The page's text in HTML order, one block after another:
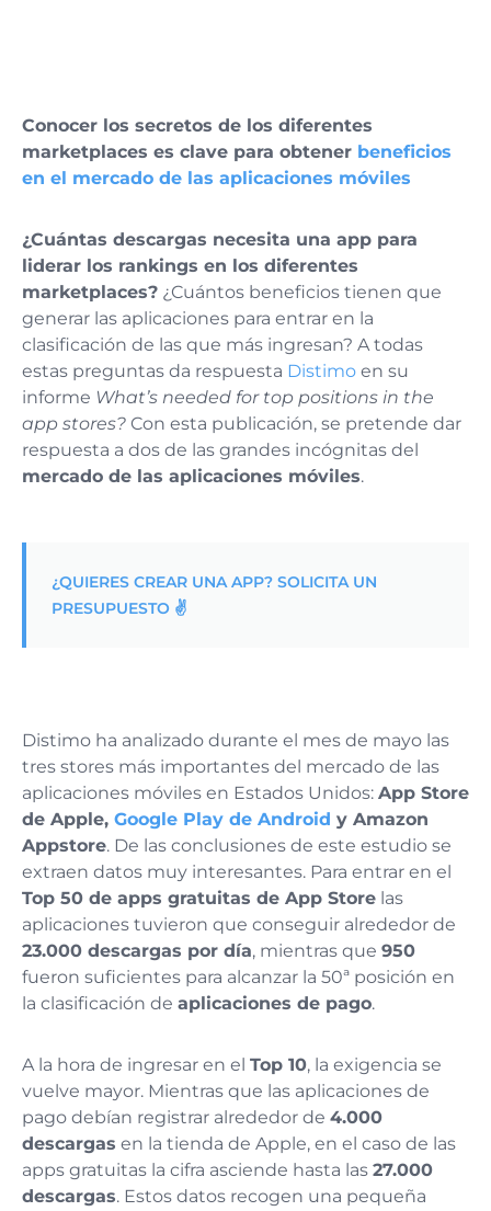
Conocer los secretos de los diferentes
marketplaces es clave para obtener beneficios
en el mercado de las aplicaciones móviles
¿Cuántas descargas necesita una app para
liderar los rankings en los diferentes
marketplaces? ¿Cuántos beneficios tienen que
generar las aplicaciones para entrar en la
clasificación de las que más ingresan? A todas
estas preguntas da respuesta Distimo en su
informe What’s needed for top positions in the
app stores? Con esta publicación, se pretende dar
respuesta a dos de las grandes incógnitas del
mercado de las aplicaciones móviles.
¿QUIERES CREAR UNA APP? SOLICITA UN
PRESUPUESTO ✌️
Distimo ha analizado durante el mes de mayo las
tres stores más importantes del mercado de las
aplicaciones móviles en Estados Unidos: App Store
de Apple, Google Play de Android y Amazon
Appstore. De las conclusiones de este estudio se
extraen datos muy interesantes. Para entrar en el
Top 50 de apps gratuitas de App Store las
aplicaciones tuvieron que conseguir alrededor de
23.000 descargas por día, mientras que 950
fueron suficientes para alcanzar la 50ª posición en
la clasificación de aplicaciones de pago.
A la hora de ingresar en el Top 10, la exigencia se
vuelve mayor. Mientras que las aplicaciones de
pago debían registrar alrededor de 4.000
descargas en la tienda de Apple, en el caso de las
apps gratuitas la cifra asciende hasta las 27.000
descargas. Estos datos recogen una pequeña